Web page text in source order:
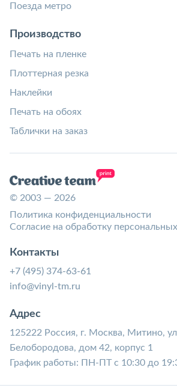
Поезда метро
Производство
Печать на пленке
Плоттерная резка
Наклейки
Печать на обоях
Таблички на заказ
© 2003 — 2026
Политика конфиденциальности
Согласие на обработку
Контакты
+7 (495) 374-63-61
info@vinyl-tm.ru
Адрес
125222 Россия, г. Москва, Митино,
Белобородова, дом 42, корпус 1
График работы: ПН-ПТ с 10:30 до